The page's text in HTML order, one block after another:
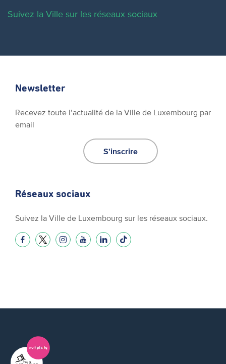
Suivez la Ville sur les réseaux sociaux
Newsletter
Recevez toute l’actualité de la Ville de Luxembourg par
email
S'inscrire
Réseaux sociaux
Suivez la Ville de Luxembourg sur les réseaux sociaux.